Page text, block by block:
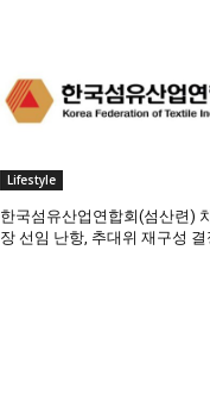
Lifestyle
한국섬유산업연합회(섬산련)
장 선임 난항, 추대위 재구성 결